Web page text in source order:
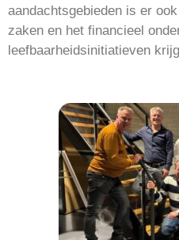
aandachtsgebieden is er
zaken en het financieel
leefbaarheidsinitiatieven